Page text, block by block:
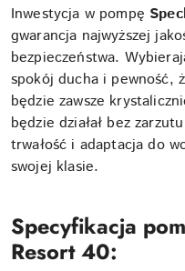
Inwestycja w pompę
gwarancja najwyższej
bezpieczeństwa.
spokój ducha i pewność,
będzie zawsze
będzie działał bez
trwałość i adaptacja do
swojej klasie.
Specyfikacja
Resort 40: